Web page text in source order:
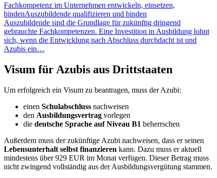
Fachkompetenz im Unternehmen entwickeln, einsetzen,
bindenAuszubildende qualifizieren und binden
Auszubildende sind die Grundlage für zukünftig dringend
gebrauchte Fachkompetenzen. Eine Investition in Ausbildung lohnt
sich, wenn die Entwicklung nach Abschluss durchdacht ist und
Azubis ein…
Visum für Azubis aus Drittstaaten
Um erfolgreich ein Visum zu beantragen, muss der Azubi:
einen Schulabschluss nachweisen
den Ausbildungsvertrag vorlegen
die deutsche Sprache auf Niveau B1 beherrschen
Außerdem muss der zukünftige Azubi nachweisen, dass er seinen
Lebensunterhalt selbst finanzieren kann. Dazu muss er aktuell
mindestens über 929 EUR im Monat verfügen. Dieser Betrag muss
nicht zwingend vollständig aus der Ausbildungsvergütung stammen.